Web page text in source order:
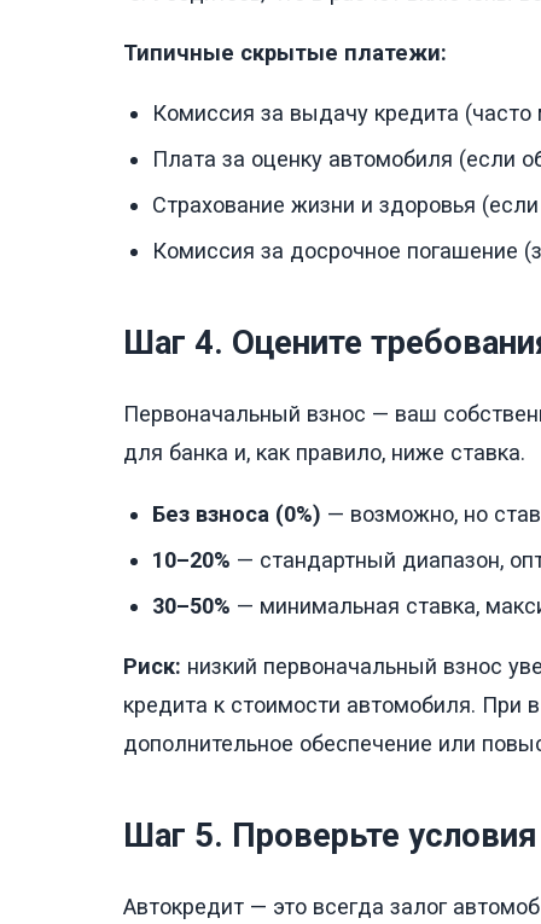
Типичные скрытые платежи:
Комиссия за выдачу кредита
Плата за оценку автомобиля (если
Страхование жизни и здоровья
Комиссия за досрочное погашение
Шаг 4. Оцените
Первоначальный взнос — ваш
для банка и, как правило, ниже ставка.
Без взноса (0%) — возможно, но
10–20% — стандартный диапазон,
30–50% — минимальная ставка,
Риск: низкий первоначальный взнос
кредита к стоимости автомобиля. При
дополнительное обеспечение или
Шаг 5. Проверьте
Автокредит — это всегда залог